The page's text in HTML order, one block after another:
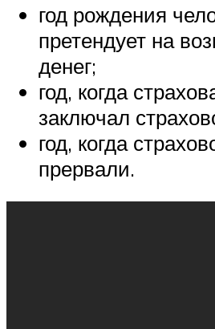
год рождения
претендует на
денег;
год, когда
заключал
год, когда
прервали.